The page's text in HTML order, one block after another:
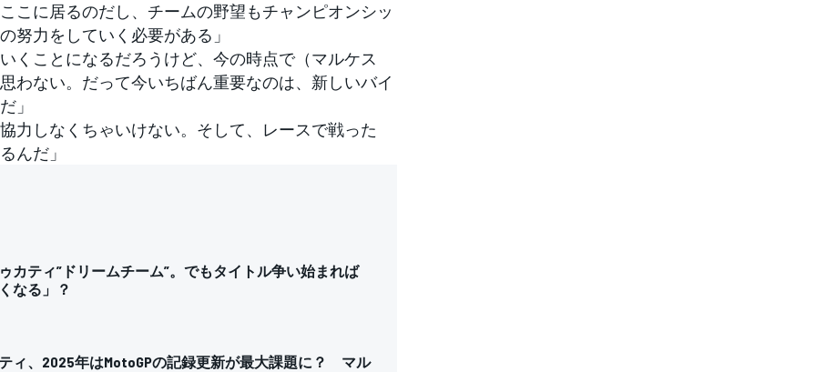
こに居るのだし、チームの野望もチャンピオンシッ
努力をしていく必要がある」
くことになるだろうけど、今の時点で（マルケス
わない。だって今いちばん重要なのは、新しいバイ
」
力しなくちゃいけない。そして、レースで戦った
んだ」
カティ”ドリームチーム”。でもタイトル争い始まれば
なる」？
ィ、2025年はMotoGPの記録更新が最大課題に？ マル